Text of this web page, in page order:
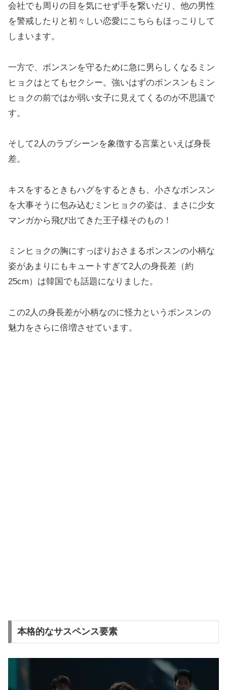
会社でも周りの目を気にせず手を繋いだり、他の男性
を警戒したりと初々しい恋愛にこちらもほっこりして
しまいます。
一方で、ボンスンを守るために急に男らしくなるミン
ヒョクはとてもセクシー。強いはずのボンスンもミン
ヒョクの前ではか弱い女子に見えてくるのが不思議で
す。
そして2人のラブシーンを象徴する言葉といえば身長
差。
キスをするときもハグをするときも、小さなボンスン
を大事そうに包み込むミンヒョクの姿は、まさに少女
マンガから飛び出てきた王子様そのもの！
ミンヒョクの胸にすっぽりおさまるボンスンの小柄な
姿があまりにもキュートすぎて2人の身長差（約
25cm）は韓国でも話題になりました。
この2人の身長差が小柄なのに怪力というボンスンの
魅力をさらに倍増させています。
本格的なサスペンス要素